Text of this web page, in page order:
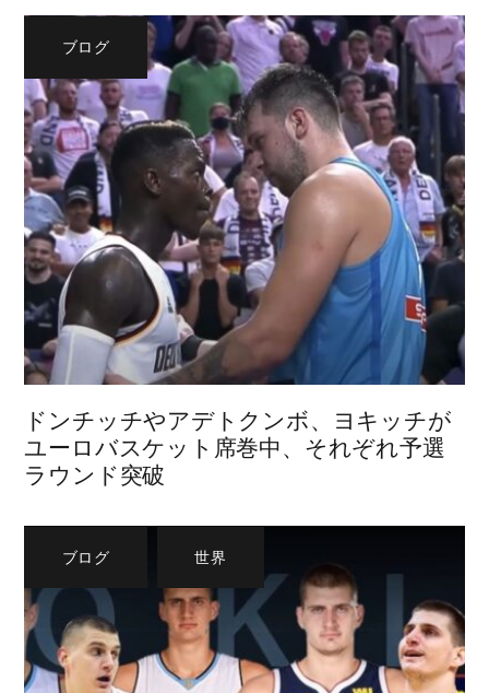
ブログ
ドンチッチやアデトクンボ、ヨキッチが
ユーロバスケット席巻中、それぞれ予選
ラウンド突破
ブログ 世界